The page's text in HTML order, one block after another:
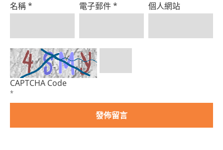
名稱* 電子郵件* 個人網站
CAPTCHA Code
*